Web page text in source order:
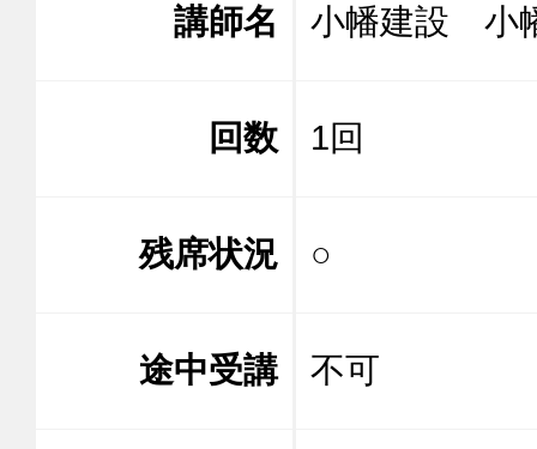
講師名 小幡建設
回数 1回
残席状況 ○
途中受講 不可